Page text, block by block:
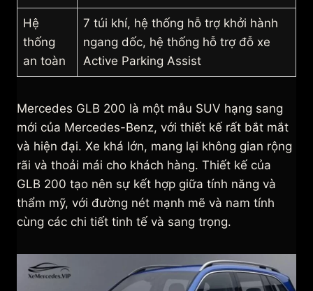
Hệ
thống
an toàn
7 túi khí, hệ thống hỗ trợ khởi hành
ngang dốc, hệ thống hỗ trợ đỗ xe
Active Parking Assist
Mercedes GLB 200 là một mẫu SUV hạng sang
mới của Mercedes-Benz, với thiết kế rất bắt mắt
và hiện đại. Xe khá lớn, mang lại không gian rộng
rãi và thoải mái cho khách hàng. Thiết kế của
GLB 200 tạo nên sự kết hợp giữa tính năng và
thẩm mỹ, với đường nét mạnh mẽ và nam tính
cùng các chi tiết tinh tế và sang trọng.